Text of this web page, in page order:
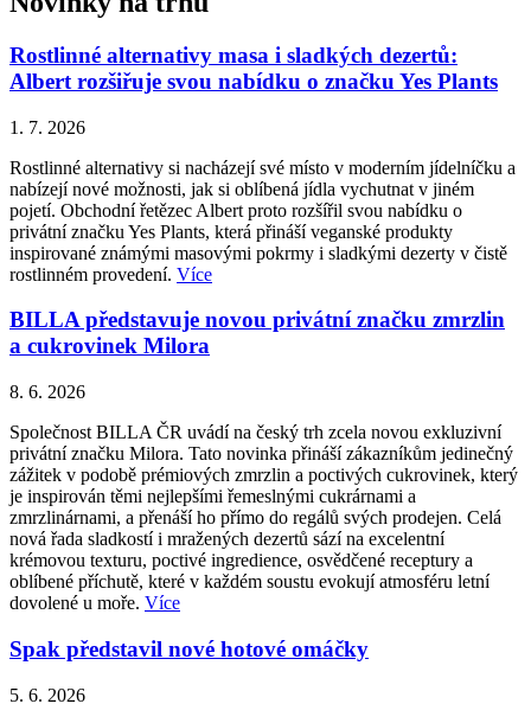
Rostlinné alternativy masa i sladkých dezertů:
Albert rozšiřuje svou nabídku o značku Yes Plants
1. 7. 2026
Rostlinné alternativy si nacházejí své místo v moderním jídelníčku a
nabízejí nové možnosti, jak si oblíbená jídla vychutnat v jiném
pojetí. Obchodní řetězec Albert proto rozšířil svou nabídku o
privátní značku Yes Plants, která přináší veganské produkty
inspirované známými masovými pokrmy i sladkými dezerty v čistě
rostlinném provedení. Více
BILLA představuje novou privátní značku zmrzlin
a cukrovinek Milora
8. 6. 2026
Společnost BILLA ČR uvádí na český trh zcela novou exkluzivní
privátní značku Milora. Tato novinka přináší zákazníkům jedinečný
zážitek v podobě prémiových zmrzlin a poctivých cukrovinek, který
je inspirován těmi nejlepšími řemeslnými cukrárnami a
zmrzlinárnami, a přenáší ho přímo do regálů svých prodejen. Celá
nová řada sladkostí i mražených dezertů sází na excelentní
krémovou texturu, poctivé ingredience, osvědčené receptury a
oblíbené příchutě, které v každém soustu evokují atmosféru letní
dovolené u moře. Více
Spak představil nové hotové omáčky
5. 6. 2026